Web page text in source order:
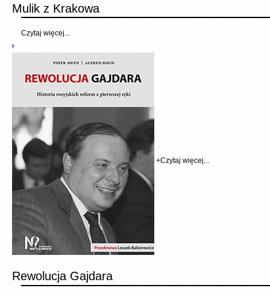
Mulik z Krakowa
Czytaj więcej...
+Czytaj więcej...
Rewolucja Gajdara